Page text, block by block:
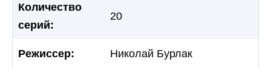
Количество
серий:
20
Режиссер: Николай Бурлак